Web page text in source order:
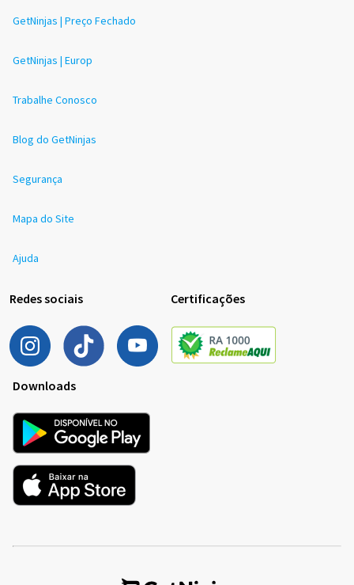
GetNinjas | Preço Fechado
GetNinjas | Europ
Trabalhe Conosco
Blog do GetNinjas
Segurança
Mapa do Site
Ajuda
Redes sociais Certificações
Downloads